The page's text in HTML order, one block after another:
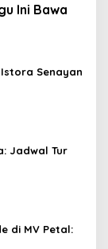
Ini Bawa
Istora Senayan
Jadwal Tur
di MV Petal: